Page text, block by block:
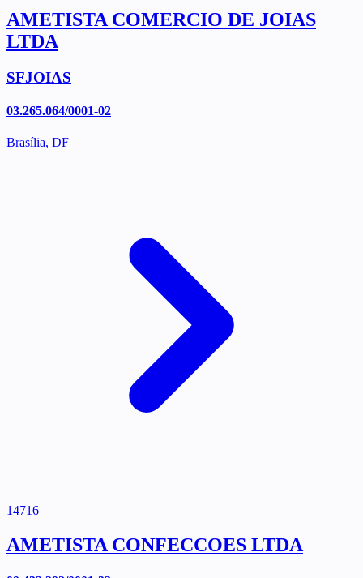
AMETISTA COMERCIO DE JOIAS
LTDA
SFJOIAS
03.265.064/0001-02
Brasília, DF
14716
AMETISTA CONFECCOES LTDA